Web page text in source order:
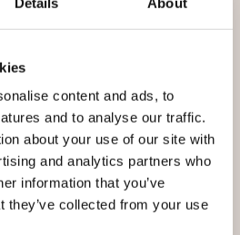
content and ads, to
and to analyse our traffic.
about your use of our site with
and analytics partners who
information that you’ve
they’ve collected from your use
ölfrei)